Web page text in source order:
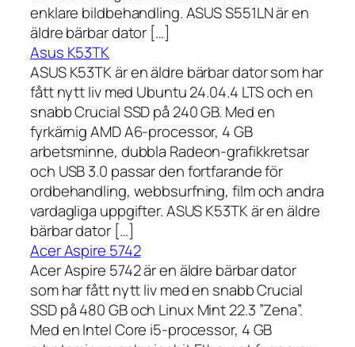
enklare bildbehandling. ASUS S551LN är en
äldre bärbar dator […]
Asus K53TK
ASUS K53TK är en äldre bärbar dator som har
fått nytt liv med Ubuntu 24.04.4 LTS och en
snabb Crucial SSD på 240 GB. Med en
fyrkärnig AMD A6-processor, 4 GB
arbetsminne, dubbla Radeon-grafikkretsar
och USB 3.0 passar den fortfarande för
ordbehandling, webbsurfning, film och andra
vardagliga uppgifter. ASUS K53TK är en äldre
bärbar dator […]
Acer Aspire 5742
Acer Aspire 5742 är en äldre bärbar dator
som har fått nytt liv med en snabb Crucial
SSD på 480 GB och Linux Mint 22.3 ”Zena”.
Med en Intel Core i5-processor, 4 GB